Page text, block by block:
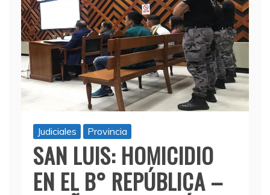
Judiciales Provincia
SAN LUIS: HOMICIDIO
EN EL B° REPÚBLICA –